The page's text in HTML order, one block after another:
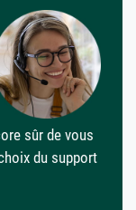
sûr de vous
du support